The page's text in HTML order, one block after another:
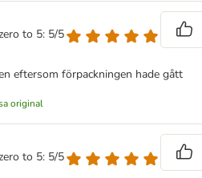
to 5: 5/5
eftersom förpackningen hade gått
original
to 5: 5/5